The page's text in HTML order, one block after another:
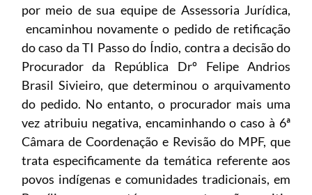
por meio de sua equipe de Assessoria Jurídica,
encaminhou novamente o pedido de retificação
do caso da TI Passo do Índio, contra a decisão do
Procurador da República Drº Felipe Andrios
Brasil Sivieiro, que determinou o arquivamento
do pedido. No entanto, o procurador mais uma
vez atribuiu negativa, encaminhando o caso à 6ª
Câmara de Coordenação e Revisão do MPF, que
trata especificamente da temática referente aos
povos indígenas e comunidades tradicionais, em